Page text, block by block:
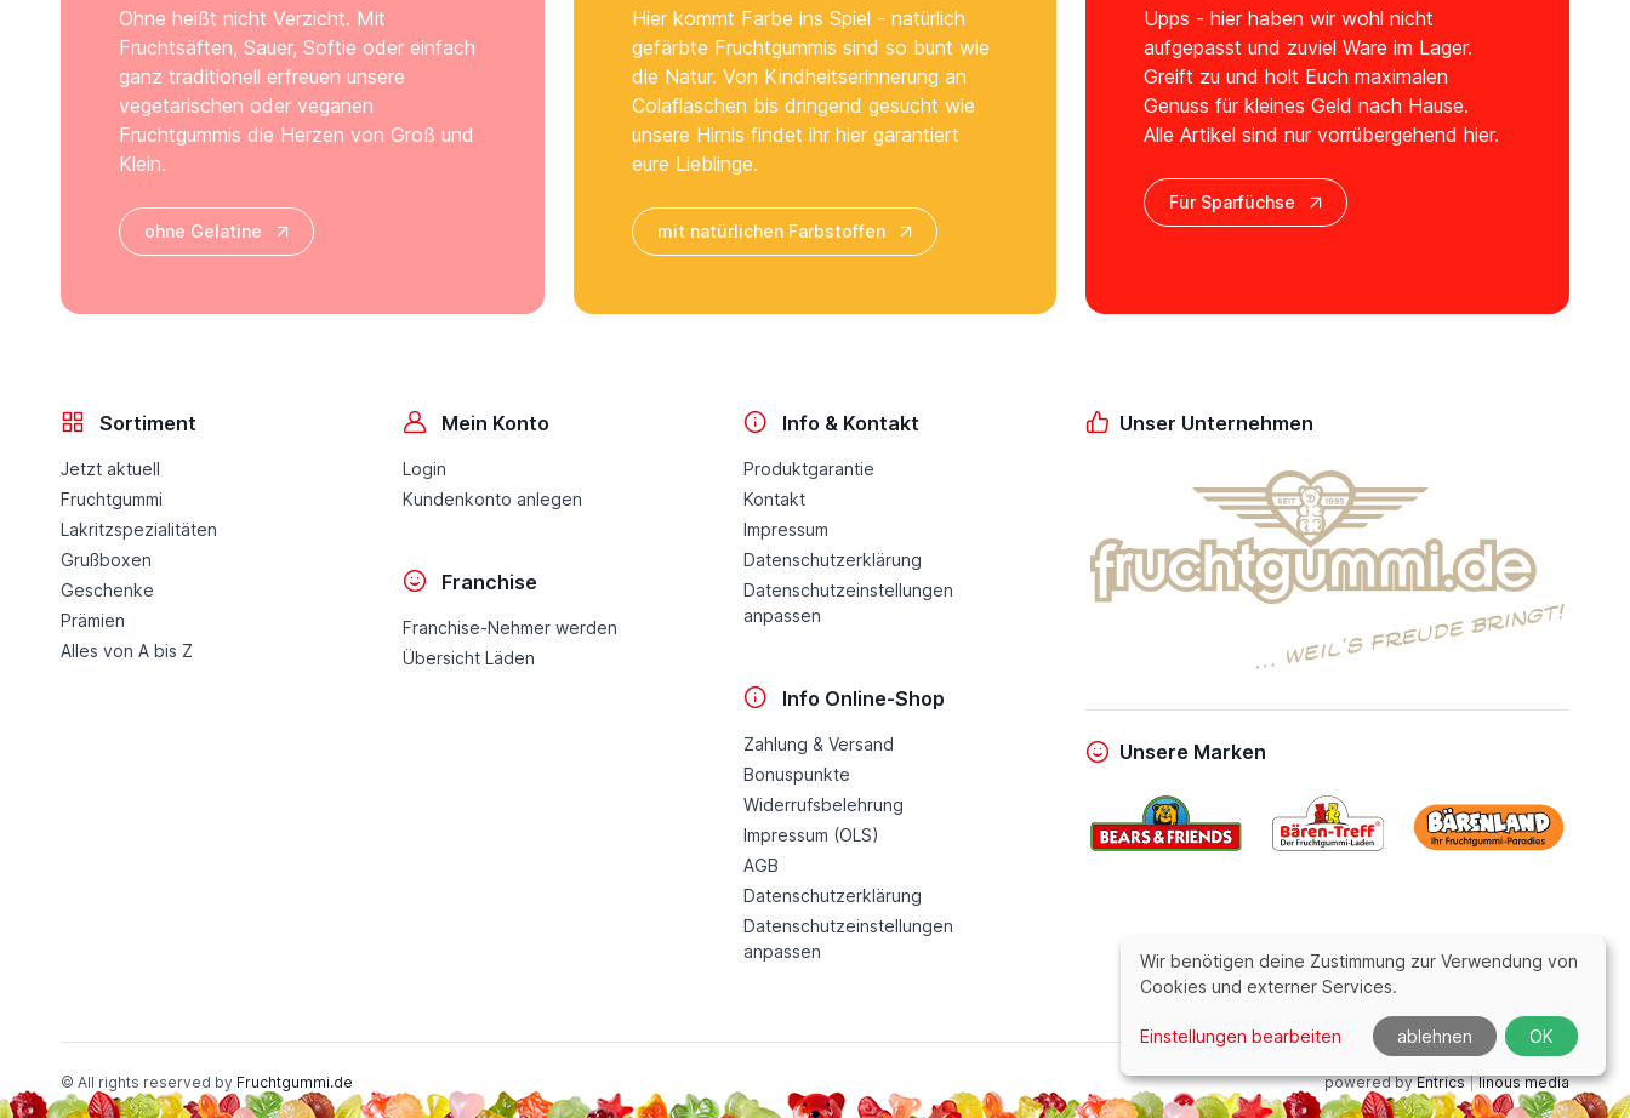
Ohne heißt nicht Verzicht. Mit
Fruchtsäften, Sauer, Softie oder einfach
ganz traditionell erfreuen unsere
vegetarischen oder veganen
Fruchtgummis die Herzen von Groß und
Klein.
ohne Gelatine
Hier kommt Farbe ins Spiel - natürlich
gefärbte Fruchtgummis sind so bunt wie
die Natur. Von Kindheitserinnerung an
Colaflaschen bis dringend gesucht wie
unsere Hirnis findet ihr hier garantiert
eure Lieblinge.
mit natürlichen Farbstoffen
Upps - hier haben wir wohl nicht
aufgepasst und zuviel Ware im Lager.
Greift zu und holt Euch maximalen
Genuss für kleines Geld nach Hause.
Alle Artikel sind nur vorrübergehend hier.
Für Sparfüchse
Sortiment
Jetzt aktuell
Fruchtgummi
Lakritzspezialitäten
Grußboxen
Geschenke
Prämien
Alles von A bis Z
Mein Konto
Login
Kundenkonto anlegen
Franchise
Franchise-Nehmer werden
Übersicht Läden
Info & Kontakt
Produktgarantie
Kontakt
Impressum
Datenschutzerklärung
Datenschutzeinstellungen
anpassen
Info Online-Shop
Zahlung & Versand
Bonuspunkte
Widerrufsbelehrung
Impressum (OLS)
AGB
Datenschutzerklärung
Datenschutzeinstellungen
anpassen
Unser Unternehmen
Unsere Marken
powered byEntrics | linous media
© All rights reserved by Fruchtgummi.de
Wir benötigen deine Zustimmung zur Verwendung von
Cookies und externer Services.
Einstellungen bearbeiten ablehnen OK